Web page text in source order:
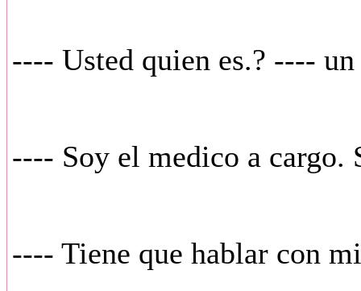
---- Usted quien es.? ----
---- Soy el medico a cargo.
---- Tiene que hablar con